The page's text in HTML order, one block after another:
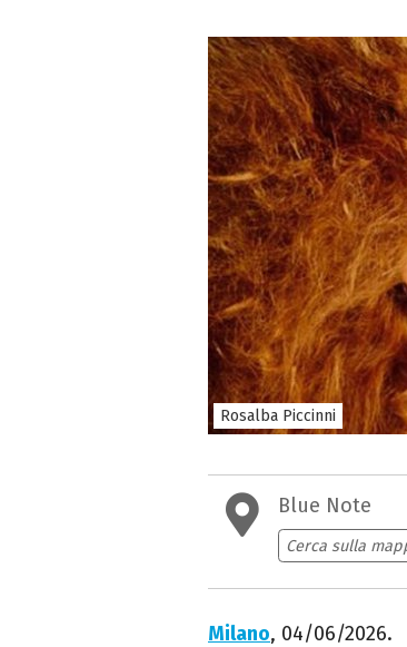
Rosalba Piccinni
Blue Note
Cerca sulla
Milano, 04/06/2026.